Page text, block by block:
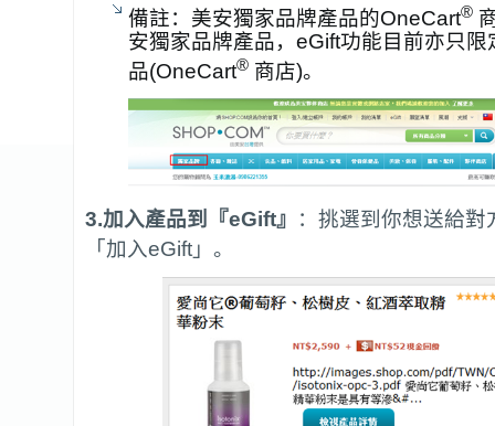
備註：美安獨家品牌產品的OneCart®
安獨家品牌產品，eGift功能目前亦只
品(OneCart® 商店)。
3.加入產品到『eGift』
：挑選到你想送給
「加入eGift」。